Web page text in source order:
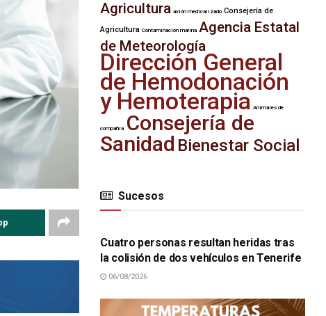
Agricultura avión medicalizado Consejería de
Agricultura Contaminación marina Agencia Estatal
de Meteorología
Dirección General
de Hemodonación
y Hemoterapia Animales de
compañía Consejería de
Sanidad Bienestar Social
Sucesos
SUCESOS
Cuatro personas resultan heridas tras
la colisión de dos vehículos en Tenerife
06/08/2026